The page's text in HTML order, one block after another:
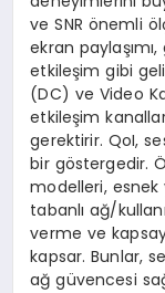
ve SNR önemli
ekran
etkileşim gibi
(DC) ve Video
etkileşim
gerektirir. QoI,
bir göstergedir.
modelleri,
tabanlı ağ/
verme ve
kapsar. Bunlar,
ağ güvencesi